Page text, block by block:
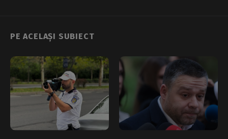
PE ACELAȘI SUBIECT